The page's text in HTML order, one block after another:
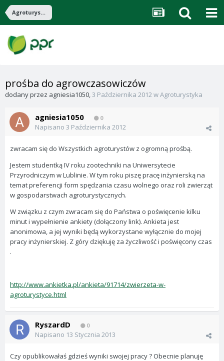
Agroturystyka
prośba do agrowczasowiczów
dodany przez agniesia1050,3 Października 2012wAgroturystyka
agniesia1050 0
Napisano 3 Października 2012
zwracam się do Wszystkich agroturystów z ogromną prośbą.
Jestem studentką IV roku zootechniki na Uniwersytecie
Przyrodniczym w Lublinie. W tym roku piszę pracę inżynierską na
temat preferencji form spędzania czasu wolnego oraz roli zwierząt
w gospodarstwach agroturystycznych.
W związku z czym zwracam się do Państwa o poświęcenie kilku
minut i wypełnienie ankiety (dołączony link). Ankieta jest
anonimowa, a jej wyniki będą wykorzystane wyłącznie do mojej
pracy inżynierskiej. Z góry dziękuję za życzliwość i poświęcony czas
.
http://www.ankietka.pl/ankieta/91714/zwierzeta-w-
agroturystyce.html
RyszardD 0
Napisano 13 Stycznia 2013
Czy opublikowałaś gdzieś wyniki swojej pracy ? Obecnie planuję